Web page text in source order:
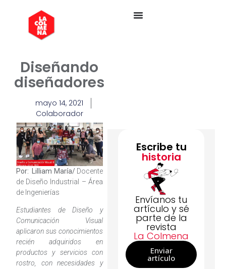
Diseñando
diseñadores
mayo 14, 2021
Colaborador
Por: Lilliam María/ Docente
de Diseño Industrial – Área
de Ingenierías
Estudiantes de Diseño y
Comunicación Visual
aplicaron sus conocimientos
recién adquiridos en
productos y servicios con
rostro, con necesidades y
Escribe tu
historia
Envíanos tu
artículo y sé
parte de la
revista
La Colmena
Enviar
artículo